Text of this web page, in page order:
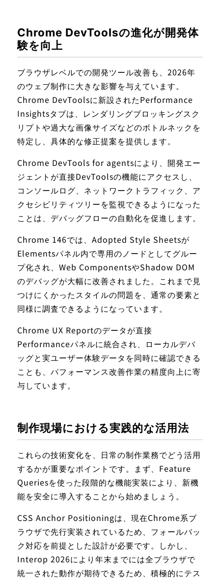
Chrome DevToolsの進化が開発体
験を向上
ブラウザレベルでの開発ツール改善も、2026年
のウェブ制作に大きな影響を与えています。
Chrome DevToolsに新設されたPerformance
Insightsタブは、レンダリングブロッキングスク
リプトや過大な画像サイズなどのボトルネックを
特定し、具体的な修正提案を提供します。
Chrome DevTools for agentsにより、開発エー
ジェントが直接DevToolsの機能にアクセスし、
コンソールログ、ネットワークトラフィック、ア
クセシビリティツリーを監視できるようになった
ことは、デバッグフローの自動化を促進します。
Chrome 146では、Adopted Style Sheetsが
Elementsパネル内で専用のノードとしてグルー
プ化され、Web ComponentsやShadow DOM
のデバッグが大幅に改善されました。これまで見
つけにくかったスタイルの問題を、通常の要素と
同様に調査できるようになっています。
Chrome UX Reportのデータが直接
Performanceパネルに統合され、ローカルデバ
ッグと実ユーザー体験データを同時に確認できる
ことも、パフォーマンス改善作業の精度向上に寄
与しています。
制作現場における実践的な活用法
これらの技術変化を、日常の制作業務でどう活用
するかが重要なポイントです。まず、Feature
Queriesを使った段階的な機能実装により、新機
能を安全に導入することから始めましょう。
CSS Anchor Positioningは、現在Chrome系ブ
ラウザで先行実装されているため、フォールバッ
ク対応を前提とした設計が必要です。しかし、
Interop 2026により年末までには全ブラウザで
統一された動作が期待できるため、積極的にテス